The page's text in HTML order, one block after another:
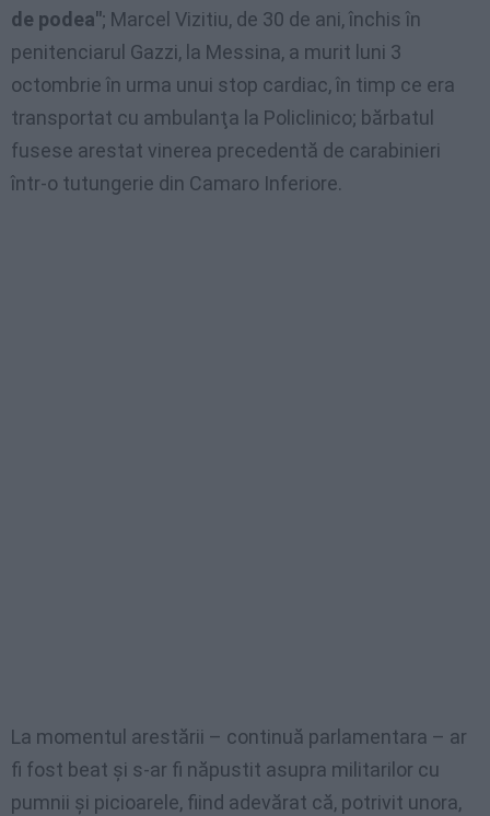
de podea"; Marcel Vizitiu, de 30 de ani, închis în
penitenciarul Gazzi, la Messina, a murit luni 3
octombrie în urma unui stop cardiac, în timp ce era
transportat cu ambulanţa la Policlinico; bărbatul
fusese arestat vinerea precedentă de carabinieri
într-o tutungerie din Camaro Inferiore.
La momentul arestării – continuă parlamentara – ar
fi fost beat şi s-ar fi năpustit asupra militarilor cu
pumnii şi picioarele, fiind adevărat că, potrivit unora,